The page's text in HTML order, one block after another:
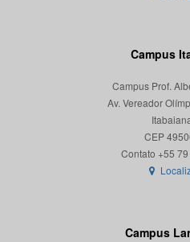
Campus
Campus Prof.
Av. Vereador
CEP
Campus